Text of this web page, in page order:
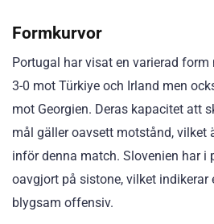
Formkurvor
Portugal har visat en varierad
3-0 mot Türkiye och Irland men
mot Georgien. Deras kapacitet att
mål gäller oavsett motstånd, vilket
inför denna match. Slovenien har i
oavgjort på sistone, vilket indikerar
blygsam offensiv.